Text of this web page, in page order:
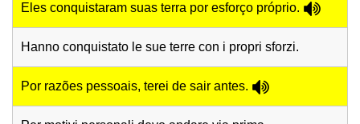
Eles conquistaram suas terra por esforço próprio.
Hanno conquistato le sue terre con i propri sforzi.
Por razões pessoais, terei de sair antes.